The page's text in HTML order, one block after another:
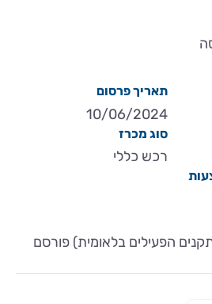
תאריך פרסום
10/06/2024
סוג מכרז
רכש כללי
המתקנים הפעילים בלאומית) פורסם